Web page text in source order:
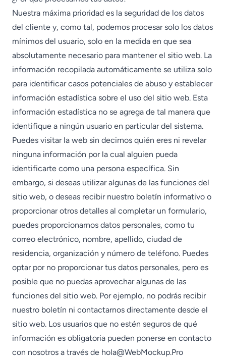
Nuestra máxima prioridad es la seguridad de los datos
del cliente y, como tal, podemos procesar solo los datos
mínimos del usuario, solo en la medida en que sea
absolutamente necesario para mantener el sitio web. La
información recopilada automáticamente se utiliza solo
para identificar casos potenciales de abuso y establecer
información estadística sobre el uso del sitio web. Esta
información estadística no se agrega de tal manera que
identifique a ningún usuario en particular del sistema.
Puedes visitar la web sin decirnos quién eres ni revelar
ninguna información por la cual alguien pueda
identificarte como una persona específica. Sin
embargo, si deseas utilizar algunas de las funciones del
sitio web, o deseas recibir nuestro boletín informativo o
proporcionar otros detalles al completar un formulario,
puedes proporcionarnos datos personales, como tu
correo electrónico, nombre, apellido, ciudad de
residencia, organización y número de teléfono. Puedes
optar por no proporcionar tus datos personales, pero es
posible que no puedas aprovechar algunas de las
funciones del sitio web. Por ejemplo, no podrás recibir
nuestro boletín ni contactarnos directamente desde el
sitio web. Los usuarios que no estén seguros de qué
información es obligatoria pueden ponerse en contacto
con nosotros a través de hola@WebMockup.Pro